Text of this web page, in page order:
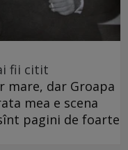
fii citit
mare, dar Groapa
mea e scena
pagini de foarte